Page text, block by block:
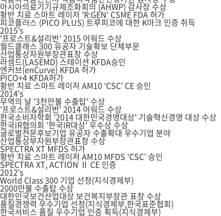
아시아의료기기규제조화회의 (AHWP) 감사장 수상
황반 치료 스마트 레이저 'R:GEN' CSME FDA 허가
피코플러스 (PICO PLUS) 트루피코에 대한 K마크 인증 취득
2015's
'프로스트&설리번' 2015 어워드 수상
월드클래스 300 유공자 기술확보 단체부문
산업통상자원부장관표창 수상
라셈드(LASEMD) 스테이션 KFDA승인
엔커브(enCurve) KFDA 허가
PICO+4 KFDA허가
황반 치료 스마트 레이저 AM10 ‘CSC’ CE 승인
2014's
무역의 날 '3천만불 수출탑' 수상
'프로스트&설리번' 2014 어워드 수상
한국소비자학회 '2014 대한민국경영대상' 기술혁신경영 대상 수상
한국IR협의회 '한국IR대상' 우수상 수상
글로벌전문후보기업 유공자 수출확대 우수기업 분야
산업통상부자원부장관표창 수상
SPECTRA XT MFDS 허가
황반 치료 스마트 레이저 AM10 MFDS ‘CSC’ 승인
SPECTRA XT, ACTION Ⅱ CE 인증
2012's
World Class 300 기업 선정(지식경제부)
2000만불 수출탑 수상
대한민국보건산업대상 보건복지부장관 표창 수상
품질경쟁력 우수기업 선정(지식경제부,한국표준협회)
한국서비스 품질 우수기업 인증 획득(지식경제부)